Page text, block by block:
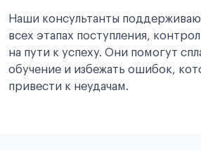
Наши консультанты
всех этапах поступления,
на пути к успеху. Они помогут
обучение и избежать ошибок,
привести к неудачам.